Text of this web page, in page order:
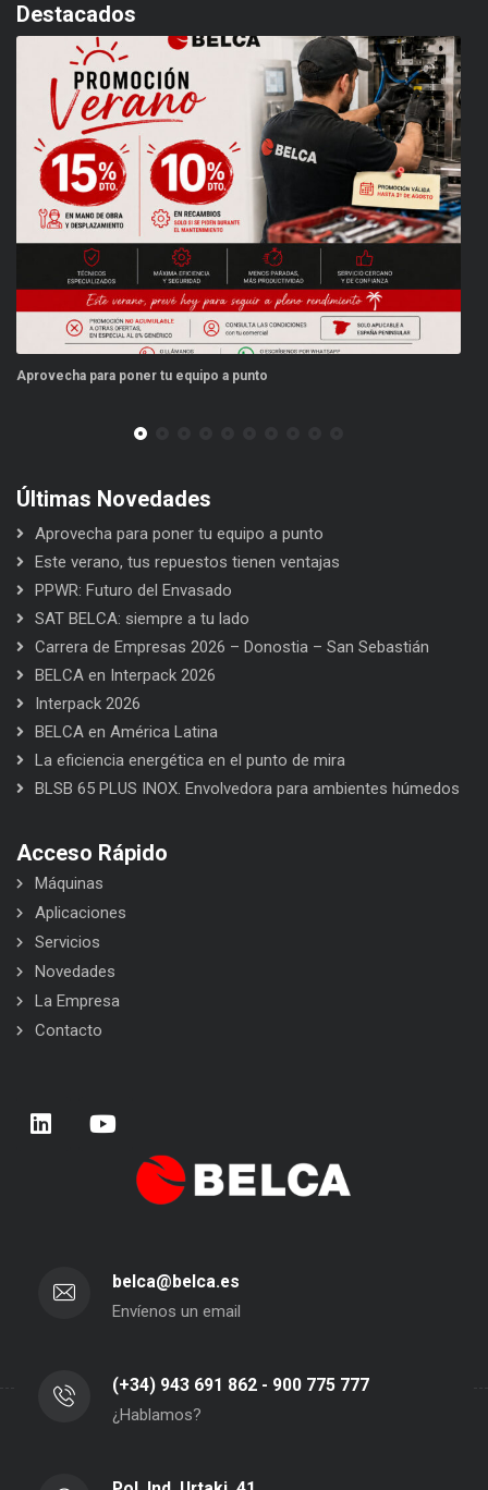
Destacados
para poner tu equipo a punto
Últimas Novedades
Aprovecha para poner tu equipo a punto
Este verano, tus repuestos tienen ventajas
PPWR: Futuro del Envasado
SAT BELCA: siempre a tu lado
Carrera de Empresas 2026 – Donostia – San Sebastián
BELCA en Interpack 2026
Interpack 2026
BELCA en América Latina
La eficiencia energética en el punto de mira
BLSB 65 PLUS INOX. Envolvedora para ambientes húmedos
Acceso Rápido
Máquinas
Aplicaciones
Servicios
Novedades
La Empresa
Contacto
belca@belca.es
Envíenos un email
(+34) 943 691 862 - 900 775 777
¿Hablamos?